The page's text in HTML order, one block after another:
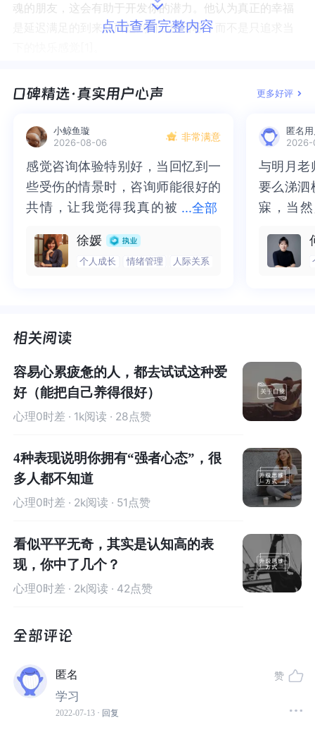
魂的朋友，这会有助于开发你的潜力。他认为真正的幸福
是延迟满足的到来从而达到自己的目标，而不是只追求当
在《奇葩说》里，李诞曾经解释过他所认为的延迟满足。
一伸手一个果子，他当时很快乐，但这种人被淘汰了；活
下来的，是我们这些不快乐的人，压抑了欲望选择种地，
我们是春天种，等好几个月秋天吃，这就叫延迟满足。”
心理学上认为，能够延迟现在就可以获得的奖赏，而去获
择立刻获得奖赏。
关于延迟满足，有一项经典研究，是心理学家沃尔特·米歇
尔（Mischel Walter）在斯坦福大学做的一项实验。在这
项研究中，他的被试是一群四岁的小孩子，他单独和每位
小孩子聊天，给他们一块棉花糖，然后声称要处理点事
情，起身离开，并告诉他们：他们可以立刻吃掉那块棉花
糖，或者选择等待15分钟等米歇尔回来，这样他们就可以
额外获得一块棉花糖。可是对于四岁的小孩子来说，谁会
拒绝一块送到嘴边的美味棉花糖呢？他们有的在米歇尔离
在嘴巴上闻一下，闻着闻着就塞进了嘴巴里，也有的为了
转移自己的注意力，使劲摆弄自己的衣角……
有两块棉花糖。
这三分之一的孩子们所表现出来的便是
延迟满足的能力
点击查看完整内容
更多好评
小鲸鱼璇
2026-08-06
非常满意
...全部
感觉咨询体验特别好，当回忆到一
些受伤的情景时，咨询师能很好的
共情，让我觉得我真的被
一部分未处理的情绪被注意到了，
而且当咨询师准确说出我当时的情
觉轻快了很多，感觉轻松了。很感
谢咨询师姐姐！
感觉咨询体验特别好，当回忆到一
些受伤的情景时，咨询师能很好的
共情，让我觉得我真的被抱住了。
处理的情绪被注意到了，而且当咨
询师准确说出我当时的情绪，我感
了很多，感觉轻松了。很感谢咨询
师姐姐！
徐媛
个人成长 情绪管理 人际关系
匿名
2026-
与明月老
要么涕泗
寐，当
来，觉
再困于
与明月老
要么涕泗
寐，当然
不必再
梏，更
容易心累疲惫的人，都去试试这种爱
好（能把自己养得很好）
心理0时差 · 1k阅读 · 28点赞
4种表现说明你拥有“强者心态”，很
多人都不知道
心理0时差 · 2k阅读 · 51点赞
看似平平无奇，其实是认知高的表
现，你中了几个？
心理0时差 · 2k阅读 · 42点赞
匿名
学习
2022-07-13 · 回复
赞